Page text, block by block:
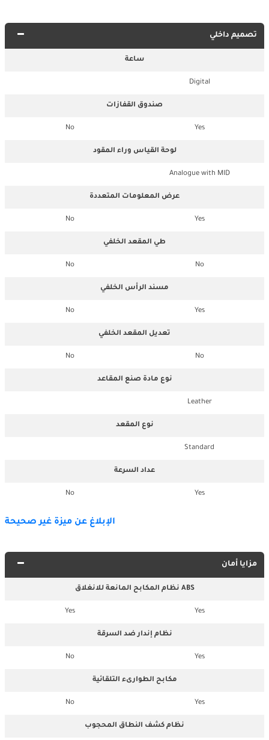
تصميم داخلي
ساعة
Digital
صندوق القفازات
Yes
No
لوحة القياس وراء المقود
Analogue with MID
عرض المعلومات المتعددة
Yes
No
طي المقعد الخلفي
No
No
مسند الرأس الخلفي
Yes
No
تعديل المقعد الخلفي
No
No
نوع مادة صنع المقاعد
Leather
نوع المقعد
Standard
عداد السرعة
Yes
No
الإبلاغ عن ميزة غير صحيحة
مزايا أمان
نظام المكابح المانعة للانغلاق ABS
Yes
Yes
نظام إندار ضد السرقة
Yes
No
مكابح الطوارىء التلقائية
Yes
No
نظام كشف النطاق المحجوب